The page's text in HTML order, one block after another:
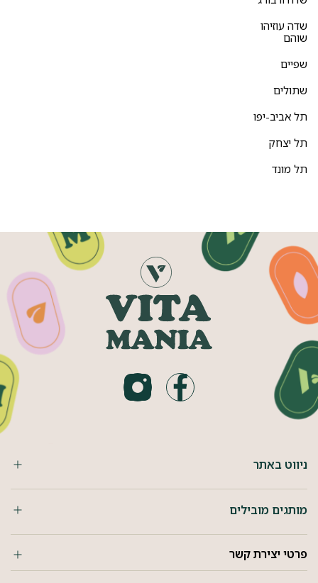
שדה עוזיהו
שוהם
שפיים
שתולים
תל אביב-יפו
תל יצחק
תל מונד
ניווט באתר
מותגים מובילים
פרטי יצירת קשר